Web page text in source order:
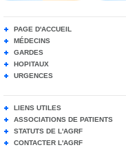
PAGE D'ACCUEIL
MÉDECINS
GARDES
HOPITAUX
URGENCES
LIENS UTILES
ASSOCIATIONS DE PATIENTS
STATUTS DE L'AGRF
CONTACTER L'AGRF